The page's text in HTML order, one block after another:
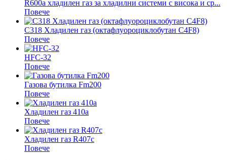
R600a хладилен газ за хладилни системи с висока и ср...
Повече
C318 Хладилен газ (октафлуороциклобутан C4F8)
Повече
HFC-32
Повече
Газова бутилка Fm200
Повече
Хладилен газ 410a
Повече
Хладилен газ R407c
Повече